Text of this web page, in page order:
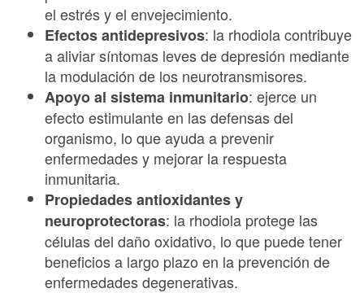
el estrés y el envejecimiento.
Efectos antidepresivos: la rhodiola contribuye
a aliviar síntomas leves de depresión mediante
la modulación de los neurotransmisores.
Apoyo al sistema inmunitario: ejerce un
efecto estimulante en las defensas del
organismo, lo que ayuda a prevenir
enfermedades y mejorar la respuesta
inmunitaria.
Propiedades antioxidantes y
neuroprotectoras: la rhodiola protege las
células del daño oxidativo, lo que puede tener
beneficios a largo plazo en la prevención de
enfermedades degenerativas.